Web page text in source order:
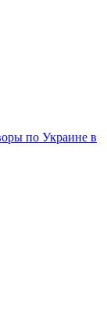
по Украине в